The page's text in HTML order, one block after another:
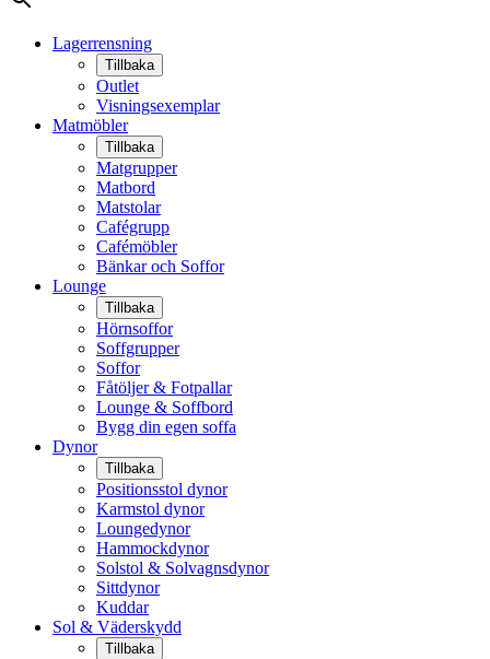
Lagerrensning
Tillbaka
Outlet
Visningsexemplar
Matmöbler
Tillbaka
Matgrupper
Matbord
Matstolar
Cafégrupp
Cafémöbler
Bänkar och Soffor
Lounge
Tillbaka
Hörnsoffor
Soffgrupper
Soffor
Fåtöljer & Fotpallar
Lounge & Soffbord
Bygg din egen soffa
Dynor
Tillbaka
Positionsstol dynor
Karmstol dynor
Loungedynor
Hammockdynor
Solstol & Solvagnsdynor
Sittdynor
Kuddar
Sol & Väderskydd
Tillbaka